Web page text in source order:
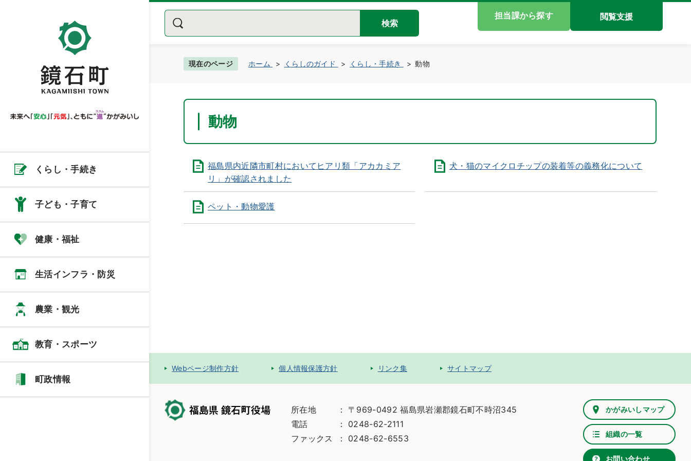
くらし・手続き
子ども・子育て
健康・福祉
生活インフラ・防災
農業・観光
教育・スポーツ
町政情報
検索
担当課から探す 閲覧支援
現在のページ ホーム くらしのガイド くらし・手続き 動物
動物
福島県内近隣市町村においてヒアリ類「アカカミア
リ」が確認されました
犬・猫のマイクロチップの装着等の義務化について
ペット・動物愛護
Webページ制作方針 個人情報保護方針 リンク集 サイトマップ
所在地
〒969-0492 福島県岩瀬郡鏡石町不時沼345
電話
0248-62-2111
ファックス
0248-62-6553
かがみいしマップ
組織の一覧
お問い合わせ